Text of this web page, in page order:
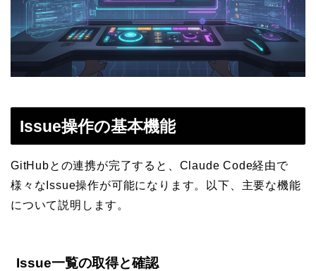
Issue操作の基本機能
GitHubとの連携が完了すると、Claude Code経由で
様々なIssue操作が可能になります。以下、主要な機能
について説明します。
Issue一覧の取得と確認